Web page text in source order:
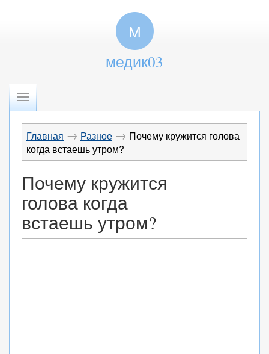
М
медик03
Главная → Разное → Почему кружится голова
когда встаешь утром?
Почему кружится
голова когда
встаешь утром?